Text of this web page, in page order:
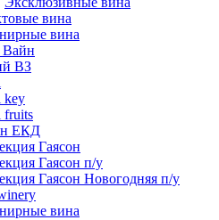
вина
вина
Вайн
ВЗ
key
fruits
ЕКД
Гаясон
Гаясон п/у
Гаясон Новогодняя п/у
вина